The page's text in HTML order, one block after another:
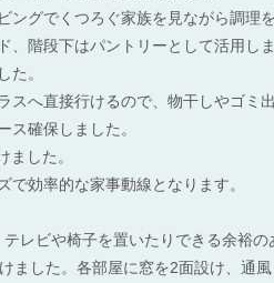
ングでくつろぐ家族を見ながら調理
、階段下はパントリーとして活用しま
た。
スへ直接行けるので、物干しやゴミ
ス確保しました。
ました。
で効率的な家事動線となります。
レビや椅子を置いたりできる余裕
ました。各部屋に窓を2面設け、通風